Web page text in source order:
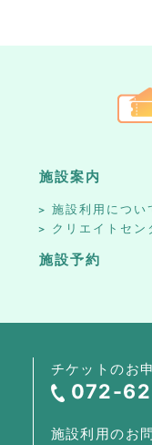
施設案内
施設利用につい
クリエイトセン
施設予約
チケットのお
072-
施設利用のお